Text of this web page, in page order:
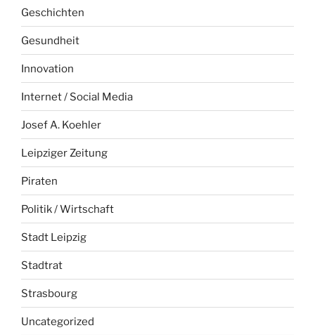
Geschichten
Gesundheit
Innovation
Internet / Social Media
Josef A. Koehler
Leipziger Zeitung
Piraten
Politik / Wirtschaft
Stadt Leipzig
Stadtrat
Strasbourg
Uncategorized